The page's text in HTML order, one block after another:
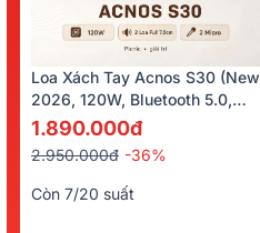
Loa Xách Tay Acnos S30 (New
2026, 120W, Bluetooth 5.0,
Kèm 2 Tay Micro)
1.890.000đ
2.950.000đ -36%
Còn 7/20 suất